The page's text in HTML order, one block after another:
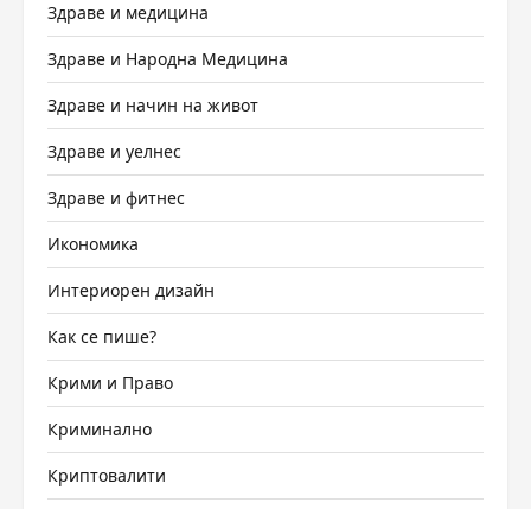
Здраве и медицина
Здраве и Народна Медицина
Здраве и начин на живот
Здраве и уелнес
Здраве и фитнес
Икономика
Интериорен дизайн
Как се пише?
Крими и Право
Криминално
Криптовалити